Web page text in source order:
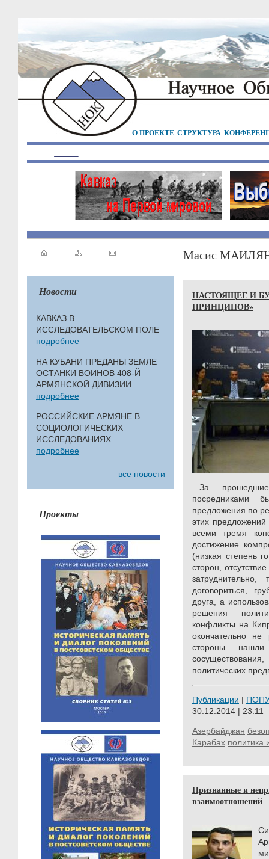
О ПРОЕКТЕ СТРУКТУРА
Новости
КАВКАЗ В
ИССЛЕДОВАТЕЛЬСКОМ ПОЛЕ
подробнее
НА КУБАНИ ПРЕДАНЫ ЗЕМЛЕ
ОСТАНКИ ВОИНОВ 408-Й
АРМЯНСКОЙ ДИВИЗИИ
подробнее
РОССИЙСКИЕ АРМЯНЕ В
СОЦИОЛОГИЧЕСКИХ
ИССЛЕДОВАНИЯХ
подробнее
все новости
Проекты
Масис
НАСТОЯЩЕЕ И
ПРИНЦИПОВ»
...За
посредниками
предложения по
этих
всеми тремя
достижение
(низкая степень
сторон,
договориться,
друга, а
решения
конфликты на
окончательно
стороны
политических
Публикации |
30.12.2014 | 23:11
Азербайджан
Карабах политика
Признанные и
взаимоотношений